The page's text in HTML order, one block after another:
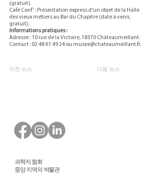
(gratuit).
Café Conf' : Présentation express d'un objet de la Halle
des vieux métiers au Bar du Chapitre (date à venir,
gratuit).
Informations pratiques :
Adresse : 10 rue de la Victoire, 18370 Châteaumeillant.
Contact : 02 48 61 49 24 ou musee@chateaumeillant.fr.
이전 뉴스 다음 뉴스
과학자 협회
중앙 지역의 박물관